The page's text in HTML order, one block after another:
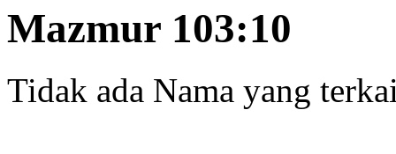
Mazmur 103:10
Tidak ada Nama yang